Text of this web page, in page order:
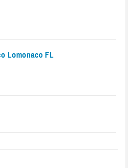
Lomonaco FL